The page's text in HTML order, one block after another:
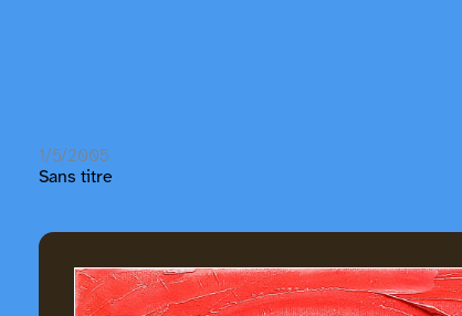
1/5/2005
Sans titre